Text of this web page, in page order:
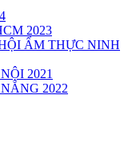
2023
ẨM THỰC NINH
2021
2022